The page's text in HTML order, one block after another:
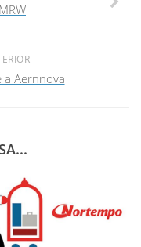
a Aernnova